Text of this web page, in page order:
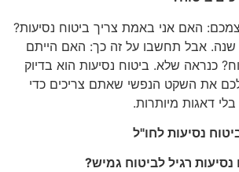
האם אני באמת צריך ביטוח נסיעות?
שנה. אבל תחשבו על זה כך: האם הייתם
כנראה שלא. ביטוח נסיעות הוא בדיוק
לכם את השקט הנפשי שאתם צריכים כדי
דאגות מיותרות.
נסיעות לחו"ל
רגיל לביטוח גמיש?